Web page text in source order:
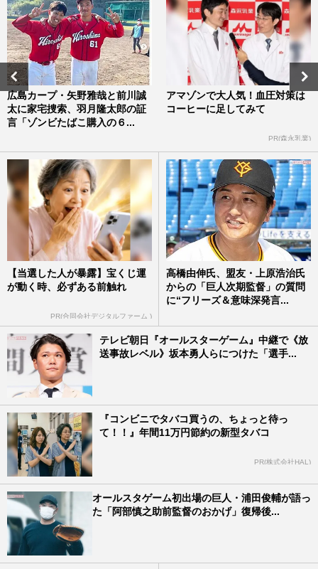
広島カープ・矢野雅哉と前川誠
太に家宅捜索、羽月隆太郎の証
言「ゾンビたばこ購入の６...
アマゾンで大人気！血圧対策は
コーヒーに足してみて
PR(森永乳業)
【当選した人が暴露】宝くじ運
が動く時、必ずある前触れ
PR(合同会社デジタルファーム )
高橋由伸氏、盟友・上原浩治氏
からの「巨人次期監督」の質問
に“フリーズ＆意味深発言...
テレビ朝日『オールスターゲーム』中継で《放
送事故レベル》坂本勇人らにつけた「選手...
『コンビニでタバコ買うの、ちょっと待っ
て！！』年間11万円節約の新型タバコ
PR(株式会社HAL)
オールスタゲーム初出場の巨人・浦田俊輔が語っ
た「阿部慎之助前監督のおかげ」復帰後...